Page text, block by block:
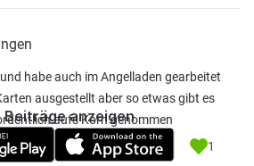
habe auch im Angelladen gearbeitet
ausgestellt aber so etwas gibt es
aufs Korn genommen
1
Beiträge anzeigen